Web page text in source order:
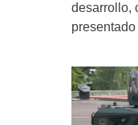
desarrollo,